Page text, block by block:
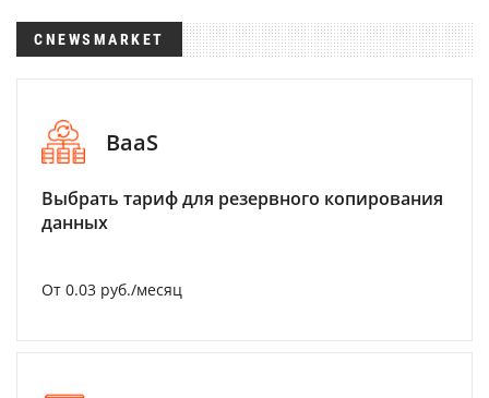
CNEWSMARKET
BaaS
Выбрать тариф для резервного копирования
данных
От 0.03 руб./месяц